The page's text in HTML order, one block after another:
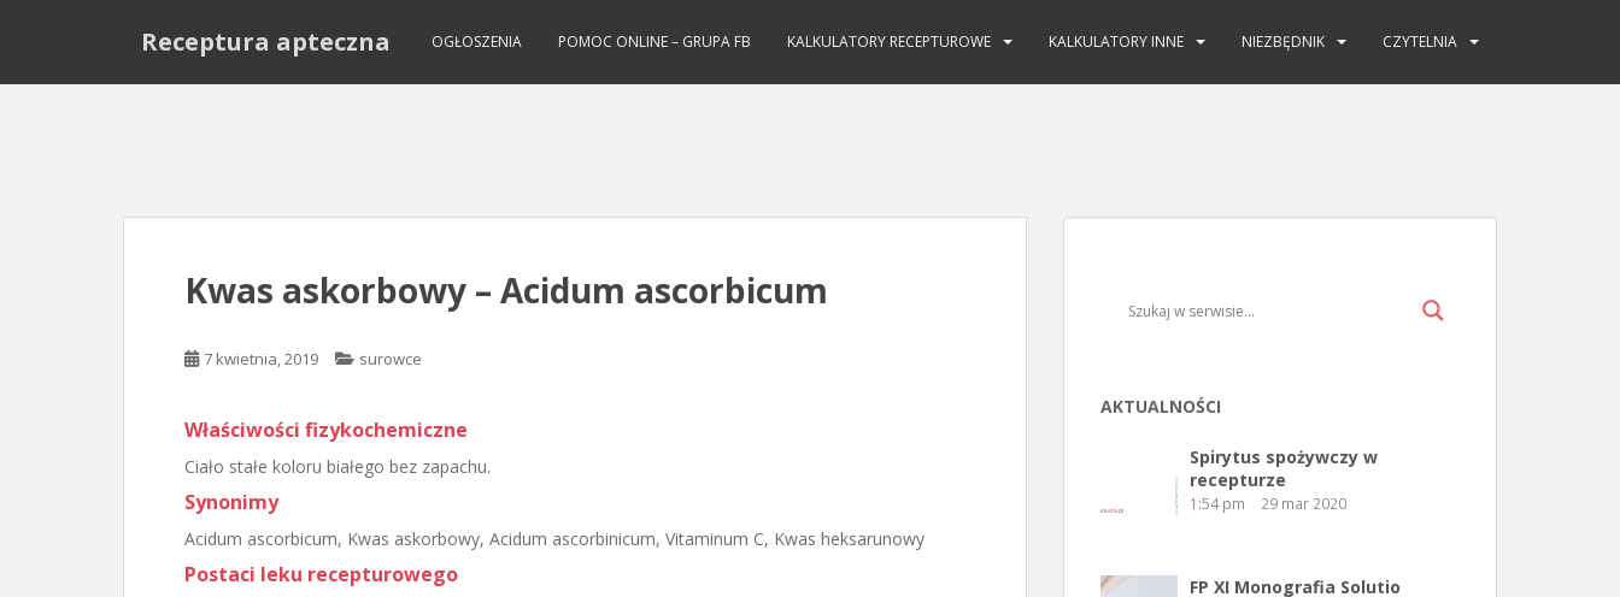
Receptura apteczna OGŁOSZENIA POMOC ONLINE – GRUPA FB KALKULATORY RECEPTUROWE KALKULATORY INNE NIEZBĘDNIK CZYTELNIA
Kwas askorbowy – Acidum ascorbicum
7 kwietnia, 2019 surowce
Właściwości fizykochemiczne
Ciało stałe koloru białego bez zapachu.
Synonimy
Acidum ascorbicum, Kwas askorbowy, Acidum ascorbinicum, Vitaminum C, Kwas heksarunowy
Postaci leku recepturowego
AKTUALNOŚCI
Spirytus spożywczy w
recepturze
1:54 pm 29 mar 2020
FP XI Monografia Solutio